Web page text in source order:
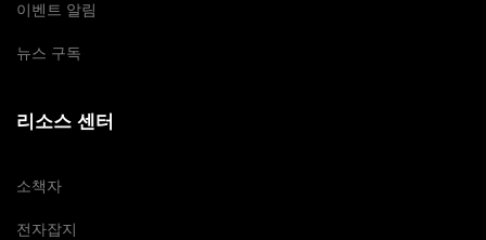
이벤트 알림
뉴스 구독
리소스 센터
소책자
전자잡지